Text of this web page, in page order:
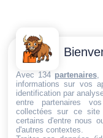
Conditions
générales
de vente
Politique de
cookies
Politique de
confidentialité
Avec 134 partenaires,
informations sur vos
identification par
entre partenaires
collectées sur ce
certains d'entre nous
d'autres contextes.